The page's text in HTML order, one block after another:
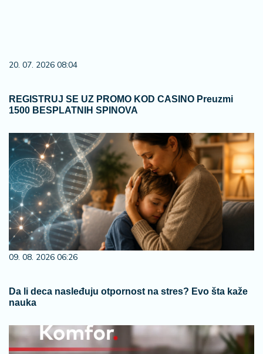
20. 07. 2026 08:04
REGISTRUJ SE UZ PROMO KOD CASINO Preuzmi
1500 BESPLATNIH SPINOVA
09. 08. 2026 06:26
Da li deca nasleđuju otpornost na stres? Evo šta kaže
nauka